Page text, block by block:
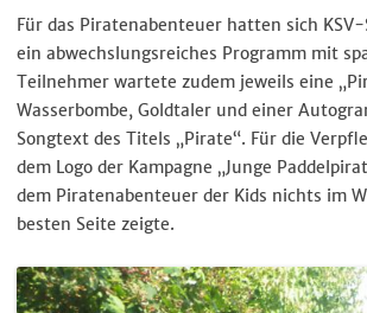
Für das Piratenabenteuer hatten sich
ein abwechslungsreiches Programm mit
Teilnehmer wartete zudem jeweils eine
Wasserbombe, Goldtaler und einer
Songtext des Titels „Pirate“. Für die
dem Logo der Kampagne „Junge
dem Piratenabenteuer der Kids nichts im
besten Seite zeigte.